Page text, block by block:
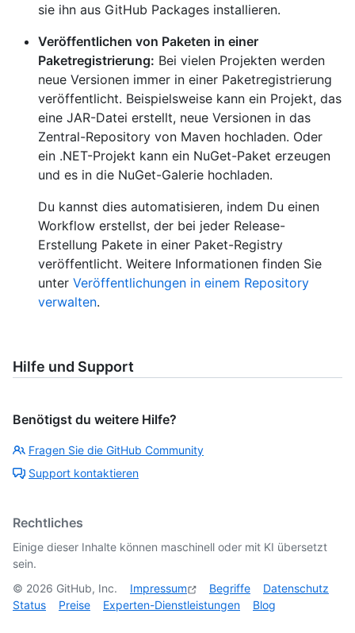
sie ihn aus GitHub Packages installieren.
Veröffentlichen von Paketen in einer
Paketregistrierung: Bei vielen Projekten werden
neue Versionen immer in einer Paketregistrierung
veröffentlicht. Beispielsweise kann ein Projekt, das
eine JAR-Datei erstellt, neue Versionen in das
Zentral-Repository von Maven hochladen. Oder
ein .NET-Projekt kann ein NuGet-Paket erzeugen
und es in die NuGet-Galerie hochladen.
Du kannst dies automatisieren, indem Du einen
Workflow erstellst, der bei jeder Release-
Erstellung Pakete in einer Paket-Registry
veröffentlicht. Weitere Informationen finden Sie
unter Veröffentlichungen in einem Repository
verwalten.
Hilfe und Support
Benötigst du weitere Hilfe?
Fragen Sie die GitHub Community
Support kontaktieren
Rechtliches
Einige dieser Inhalte können maschinell oder mit KI übersetzt
sein.
© 2026 GitHub, Inc. Impressum Begriffe
Datenschutz
Status
Preise Experten-Dienstleistungen Blog